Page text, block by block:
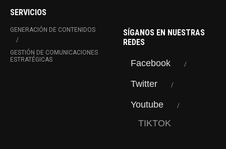
SERVICIOS
GENERACIÓN DE CONTENIDOS
GESTIÓN DE COMUNICACIONES
ESTRATÉGICAS
SÍGANOS EN NUESTRAS
REDES
Facebook
Twitter
Youtube
TIKTOK